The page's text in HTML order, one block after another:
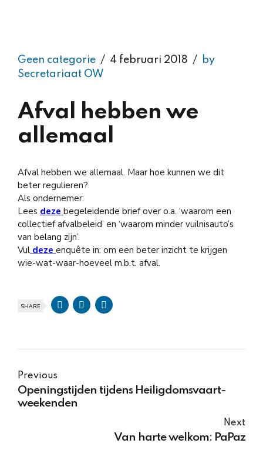
Geen categorie 4 februari 2018
by
Secretariaat OW
Afval hebben we
allemaal
Afval hebben we allemaal. Maar hoe kunnen we dit
beter regulieren?
Als ondernemer:
Lees deze begeleidende brief over o.a. ‘waarom een
collectief afvalbeleid’ en ‘waarom minder vuilnisauto’s
van belang zijn’.
Vul deze enquête in: om een beter inzicht te krijgen
wie-wat-waar-hoeveel m.b.t. afval.
SHARE
Previous
Openingstijden tijdens Heiligdomsvaart-
weekenden
Next
Van harte welkom: PaPaz